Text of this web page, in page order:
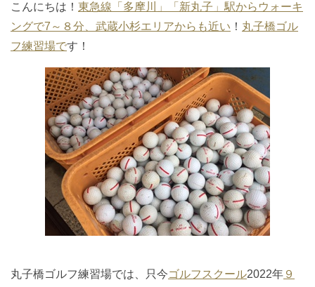
こんにちは！ 東急線「多摩川」「新丸子」駅からウォーキ
ングで7～８分、武蔵小杉エリアからも近い ！ 丸子橋ゴル
フ練習場です！
丸子橋ゴルフ練習場では、只今ゴルフスクール2022年 ９